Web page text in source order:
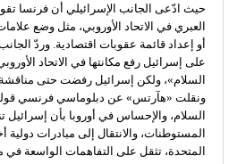
حيث ادّعى الجانب الإسرائيلي أن فرنسا تقود
العبري في الاتحاد الأوروبي، مثل وضع
أو إعداد قائمة عقوبات اقتصادية. وردّ
على إسرائيل رفع مكانتها في الاتحاد
السلام»، ولكن إسرائيل رفضت حتى
ونقلت «هآرتس» عن دبلوماسي فرنسي
السلام، والإحساس في أوروبا بأن إسرائيل
المستوطنات، والانتقال إلى مبادرات
المتحدة، تثقل على التفاهمات الواسعة